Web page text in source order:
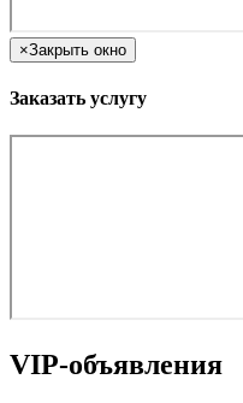
×Закрыть окно
Заказать услугу
VIP-объявления